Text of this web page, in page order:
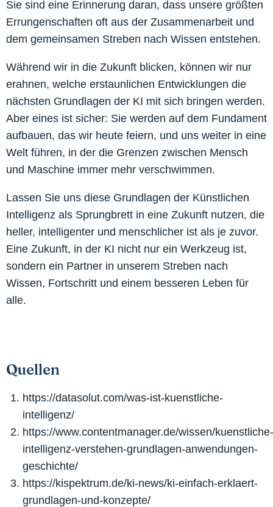
Sie sind eine Erinnerung daran, dass unsere größten
Errungenschaften oft aus der Zusammenarbeit und
dem gemeinsamen Streben nach Wissen entstehen.
Während wir in die Zukunft blicken, können wir nur
erahnen, welche erstaunlichen Entwicklungen die
nächsten Grundlagen der KI mit sich bringen werden.
Aber eines ist sicher: Sie werden auf dem Fundament
aufbauen, das wir heute feiern, und uns weiter in eine
Welt führen, in der die Grenzen zwischen Mensch
und Maschine immer mehr verschwimmen.
Lassen Sie uns diese Grundlagen der Künstlichen
Intelligenz als Sprungbrett in eine Zukunft nutzen, die
heller, intelligenter und menschlicher ist als je zuvor.
Eine Zukunft, in der KI nicht nur ein Werkzeug ist,
sondern ein Partner in unserem Streben nach
Wissen, Fortschritt und einem besseren Leben für
alle.
Quellen
https://datasolut.com/was-ist-kuenstliche-
intelligenz/
https://www.contentmanager.de/wissen/kuenstliche-
intelligenz-verstehen-grundlagen-anwendungen-
geschichte/
https://kispektrum.de/ki-news/ki-einfach-erklaert-
grundlagen-und-konzepte/